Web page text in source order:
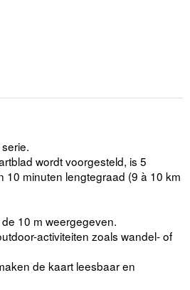
wordt voorgesteld, is 5
10 minuten lengtegraad (9 à 10 km
10 m weergegeven.
activiteiten zoals wandel- of
de kaart leesbaar en